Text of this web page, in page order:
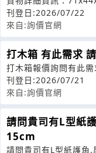
33KG x2PCS4
刊登日:2026/07/22
來自:詢價官網
打木箱 有此需求
打木箱報價詢問有此
刊登日:2026/07/21
來自:詢價官網
請問貴司有L型紙
15cm
請問貴司有L型紙護角